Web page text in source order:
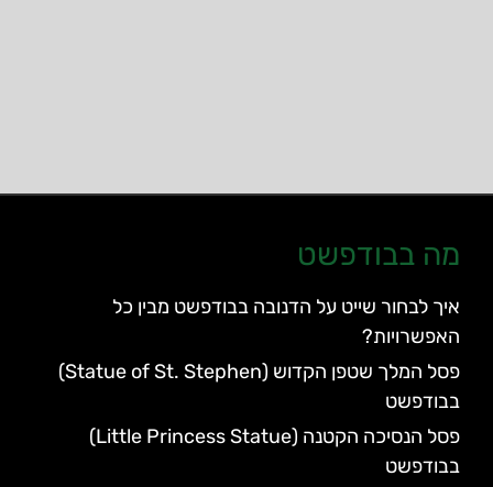
מה בבודפשט
איך לבחור שייט על הדנובה בבודפשט מבין כל
האפשרויות?
פסל המלך שטפן הקדוש (Statue of St. Stephen)
בבודפשט
פסל הנסיכה הקטנה (Little Princess Statue)
בבודפשט